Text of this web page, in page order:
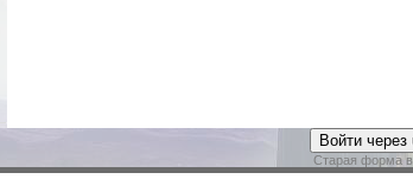
Войти через
Старая форма